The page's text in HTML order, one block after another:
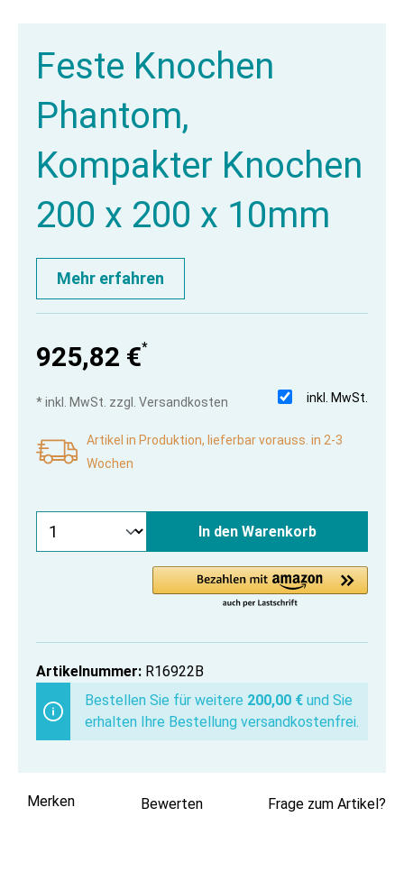
Feste Knochen
Phantom,
Kompakter Knochen
200 x 200 x 10mm
Mehr erfahren
925,82 €*
inkl. MwSt.
* inkl. MwSt. zzgl. Versandkosten
Artikel in Produktion, lieferbar vorauss. in 2-3
Wochen
In den Warenkorb
Artikelnummer: R16922B
Bestellen Sie für weitere 200,00 € und Sie
erhalten Ihre Bestellung versandkostenfrei.
Merken Bewerten Frage zum Artikel?